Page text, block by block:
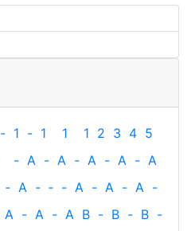
- 1 - 1 1 1 2 3 4 5
- A - A - A - A - A
‐ A - ‐ - A - A - A -
A - A - A B - B - B -